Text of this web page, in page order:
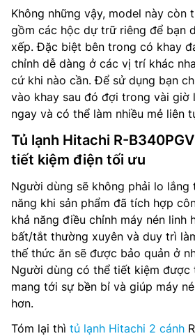
Không những vậy, model này còn
gồm các hộc dự trữ riêng để bạn
xếp. Đặc biệt bên trong có khay
chỉnh dễ dàng ở các vị trí khác
cứ khi nào cần. Để sử dụng bạn
vào khay sau đó đợi trong vài giờ
ngay và có thể làm nhiều mẻ liên
Tủ lạnh Hitachi R-
tiết kiệm điện tối ưu
Người dùng sẽ không phải lo lắng
năng khi sản phẩm đã tích hợp
khả năng điều chỉnh máy nén linh
bất/tắt thường xuyên và duy trì
thế thức ăn sẽ được bảo quản ở
Người dùng có thể tiết kiệm
mang tới sự bền bỉ và giúp máy
hơn.
Tóm lại thì tủ lạnh Hitachi 2 cánh